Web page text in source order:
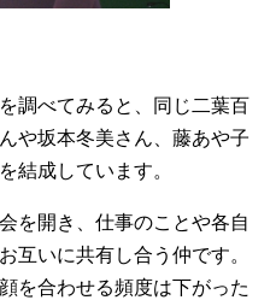
調べてみると、同じ二葉百
や坂本冬美さん、藤あや子
結成しています。
を開き、仕事のことや各自
互いに共有し合う仲です。
を合わせる頻度は下がった